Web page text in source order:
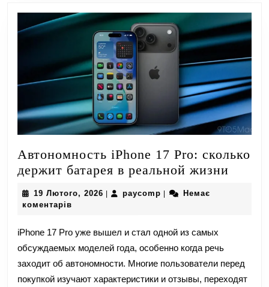
Автономность iPhone 17 Pro: сколько
держит батарея в реальной жизни
в
19 Лютого, 2026 19
| paycomp paycomp
|
Немає
коментарів
iPhone 17 Pro уже вышел и стал одной из самых
обсуждаемых моделей года, особенно когда речь
заходит об автономности. Многие пользователи перед
покупкой изучают характеристики и отзывы, переходят